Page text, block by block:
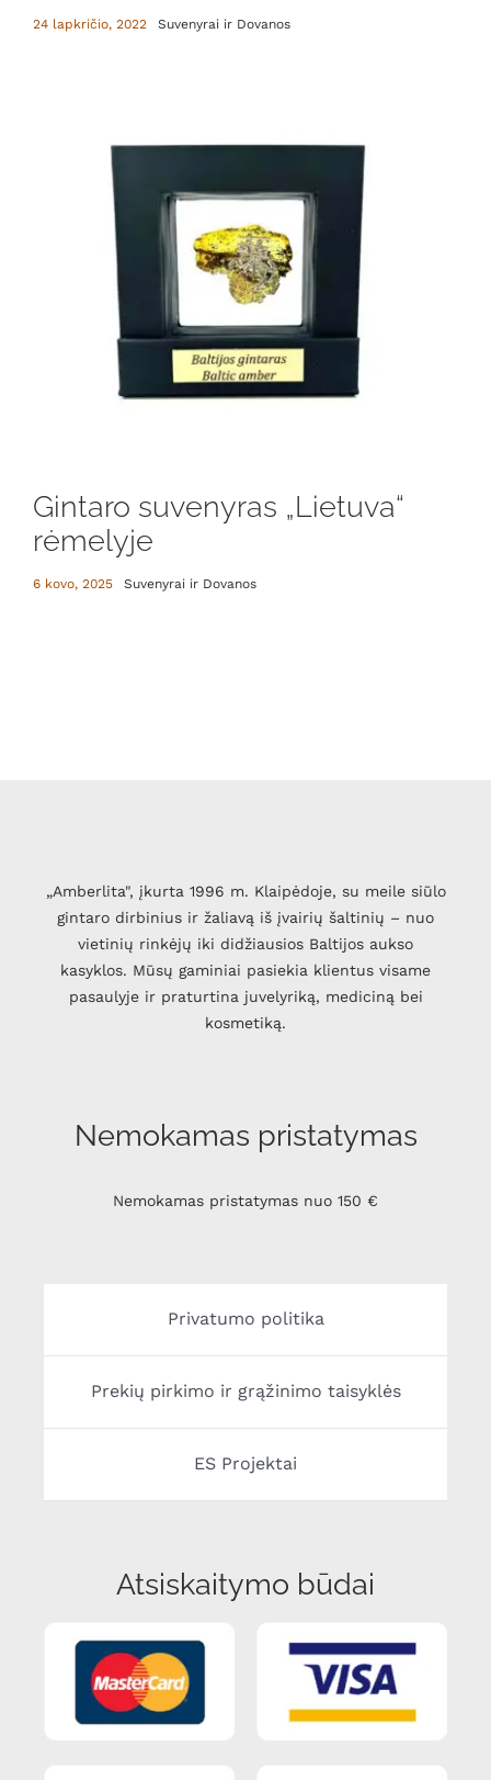
24 lapkričio, 2022 Suvenyrai ir Dovanos
Gintaro suvenyras „Lietuva“
rėmelyje
6 kovo, 2025 Suvenyrai ir Dovanos
„Amberlita", įkurta 1996 m. Klaipėdoje, su meile siūlo
gintaro dirbinius ir žaliavą iš įvairių šaltinių – nuo
vietinių rinkėjų iki didžiausios Baltijos aukso
kasyklos. Mūsų gaminiai pasiekia klientus visame
pasaulyje ir praturtina juvelyriką, mediciną bei
kosmetiką.
Nemokamas pristatymas
Nemokamas pristatymas nuo 150 €
Privatumo politika
Prekių pirkimo ir grąžinimo taisyklės
ES Projektai
Atsiskaitymo būdai